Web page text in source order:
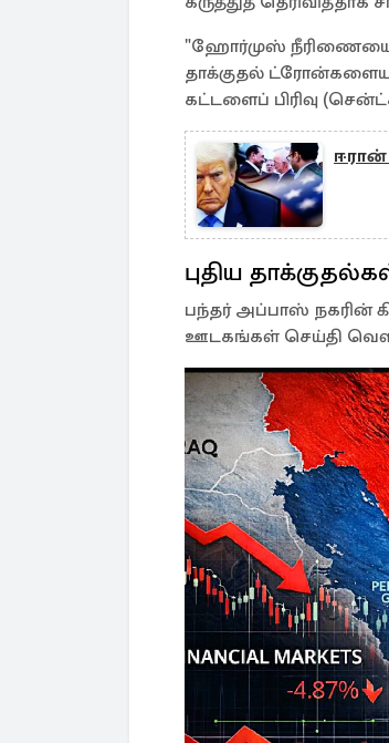
"ஹோர்முஸ் நீரிணையைச்
தாக்குதல்
கட்டளைப் பிரிவு
ஈரான்
புதிய
பந்தர் அப்பாஸ் நகரின்
ஊடகங்கள் செய்தி